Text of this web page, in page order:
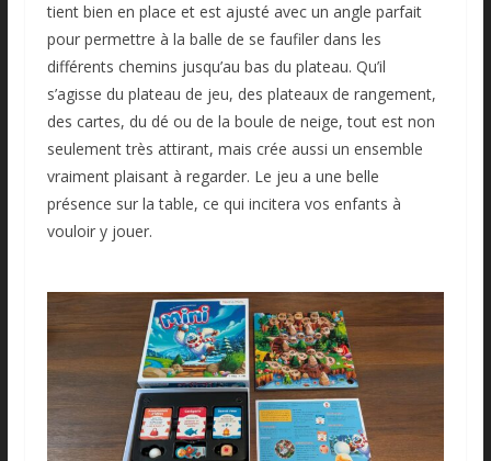
tient bien en place et est ajusté avec un angle parfait
pour permettre à la balle de se faufiler dans les
différents chemins jusqu’au bas du plateau. Qu’il
s’agisse du plateau de jeu, des plateaux de rangement,
des cartes, du dé ou de la boule de neige, tout est non
seulement très attirant, mais crée aussi un ensemble
vraiment plaisant à regarder. Le jeu a une belle
présence sur la table, ce qui incitera vos enfants à
vouloir y jouer.